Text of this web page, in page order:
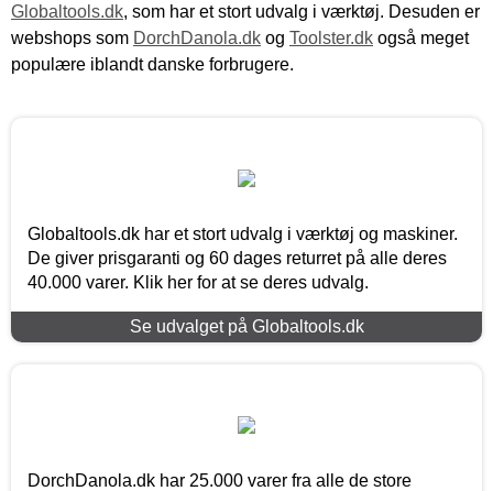
Globaltools.dk, som har et stort udvalg i værktøj. Desuden er
webshops som DorchDanola.dk og Toolster.dk også meget
populære iblandt danske forbrugere.
Globaltools.dk har et stort udvalg i værktøj og maskiner.
De giver prisgaranti og 60 dages returret på alle deres
40.000 varer. Klik her for at se deres udvalg.
Se udvalget på Globaltools.dk
DorchDanola.dk har 25.000 varer fra alle de store